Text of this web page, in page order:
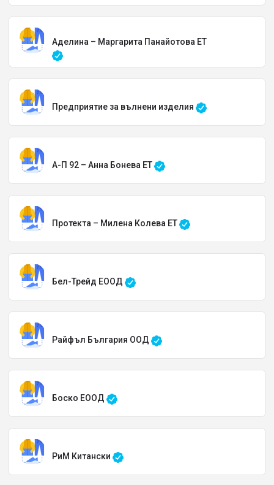
Аделина – Маргарита Панайотова ЕТ
Предприятие за вълнени изделия
А-П 92 – Анна Бонева ЕТ
Протекта – Милена Колева ЕТ
Бел-Трейд ЕООД
Райфъл България ООД
Боско ЕООД
РиМ Китански